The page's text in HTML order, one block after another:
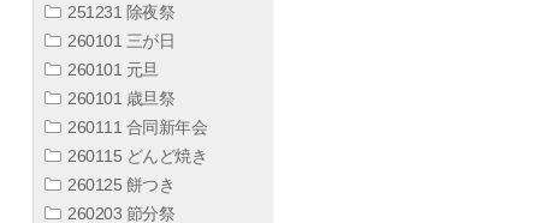
251231 除夜祭
260101 三が日
260101 元旦
260101 歳旦祭
260111 合同新年会
260115 どんど焼き
260125 餅つき
260203 節分祭